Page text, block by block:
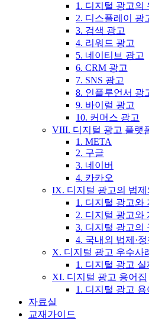
1. 디지털 광고의
2. 디스플레이 광
3. 검색 광고
4. 리워드 광고
5. 네이티브 광고
6. CRM 광고
7. SNS 광고
8. 인플루언서 광
9. 바이럴 광고
10. 커머스 광고
VIII. 디지털 광고 플랫
1. META
2. 구글
3. 네이버
4. 카카오
IX. 디지털 광고의 법제
1. 디지털 광고와
2. 디지털 광고와
3. 디지털 광고의
4. 국내외 법제·
X. 디지털 광고 우수사
1. 디지털 광고 실
XI. 디지털 광고 용어집
1. 디지털 광고 용
자료실
교재가이드